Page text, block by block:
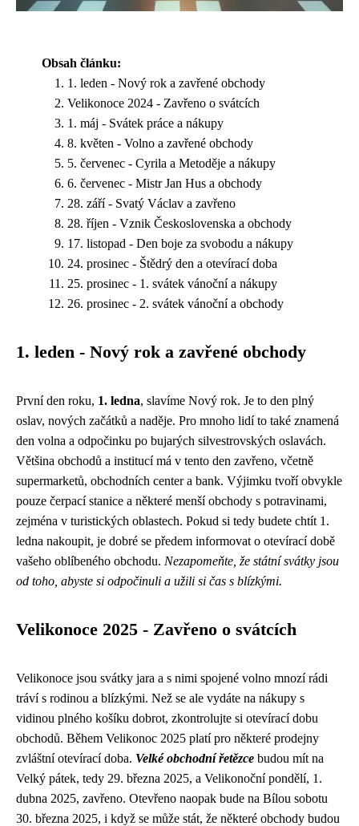
Obsah článku:
1. leden - Nový rok a zavřené obchody
Velikonoce 2024 - Zavřeno o svátcích
1. máj - Svátek práce a nákupy
8. květen - Volno a zavřené obchody
5. červenec - Cyrila a Metoděje a nákupy
6. červenec - Mistr Jan Hus a obchody
28. září - Svatý Václav a zavřeno
28. říjen - Vznik Československa a obchody
17. listopad - Den boje za svobodu a nákupy
24. prosinec - Štědrý den a otevírací doba
25. prosinec - 1. svátek vánoční a nákupy
26. prosinec - 2. svátek vánoční a obchody
1. leden - Nový rok a zavřené obchody
První den roku, 1. ledna, slavíme Nový rok. Je to den plný
oslav, nových začátků a naděje. Pro mnoho lidí to také znamená
den volna a odpočinku po bujarých silvestrovských oslavách.
Většina obchodů a institucí má v tento den zavřeno, včetně
supermarketů, obchodních center a bank. Výjimku tvoří obvykle
pouze čerpací stanice a některé menší obchody s potravinami,
zejména v turistických oblastech. Pokud si tedy budete chtít 1.
ledna nakoupit, je dobré se předem informovat o otevírací době
vašeho oblíbeného obchodu. Nezapomeňte, že státní svátky jsou
od toho, abyste si odpočinuli a užili si čas s blízkými.
Velikonoce 2025 - Zavřeno o svátcích
Velikonoce jsou svátky jara a s nimi spojené volno mnozí rádi
tráví s rodinou a blízkými. Než se ale vydáte na nákupy s
vidinou plného košíku dobrot, zkontrolujte si otevírací dobu
obchodů. Během Velikonoc 2025 platí pro některé prodejny
zvláštní otevírací doba. Velké obchodní řetězce budou mít na
Velký pátek, tedy 29. března 2025, a Velikonoční pondělí, 1.
dubna 2025, zavřeno. Otevřeno naopak bude na Bílou sobotu
30. března 2025, i když se může stát, že některé obchody budou